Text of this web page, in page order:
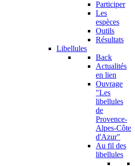
Participer
Les
espèces
Outils
Résultats
Libellules
Back
Actualités
en lien
Ouvrage
"Les
libellules
de
Provence-
Alpes-Côte
d'Azur"
Au fil des
libellules